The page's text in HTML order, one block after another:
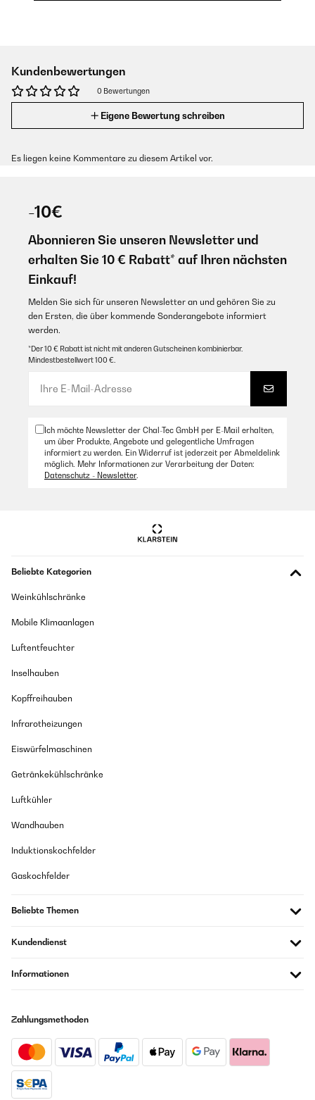
Kundenbewertungen
0 Bewertungen
Eigene Bewertung schreiben
Es liegen keine Kommentare zu diesem Artikel vor.
-10€
Abonnieren Sie unseren Newsletter und
erhalten Sie 10 € Rabatt* auf Ihren nächsten
Einkauf!
Melden Sie sich für unseren Newsletter an und gehören Sie zu
den Ersten, die über kommende Sonderangebote informiert
werden.
*Der 10 € Rabatt ist nicht mit anderen Gutscheinen kombinierbar.
Mindestbestellwert 100 €.
Ich möchte Newsletter der Chal-Tec GmbH per E-Mail erhalten,
um über Produkte, Angebote und gelegentliche Umfragen
informiert zu werden. Ein Widerruf ist jederzeit per Abmeldelink
möglich. Mehr Informationen zur Verarbeitung der Daten:
Datenschutz - Newsletter.
Beliebte Kategorien
Weinkühlschränke
Mobile Klimaanlagen
Luftentfeuchter
Inselhauben
Kopffreihauben
Infrarotheizungen
Eiswürfelmaschinen
Getränkekühlschränke
Luftkühler
Wandhauben
Induktionskochfelder
Gaskochfelder
Beliebte Themen
Kundendienst
Informationen
Zahlungsmethoden